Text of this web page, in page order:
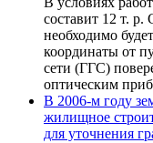
составит 12 т. р.
необходимо
координаты от
сети (ГГС)
оптическим
В 2006-м году
жилищное
для уточнения